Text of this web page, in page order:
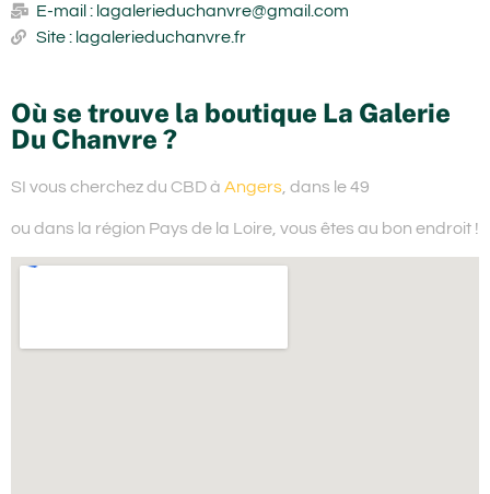
E-mail : lagalerieduchanvre@gmail.com
Site : lagalerieduchanvre.fr
Où se trouve la boutique La Galerie
Du Chanvre ?
SI vous cherchez du CBD à Angers , dans le 49
ou dans la région Pays de la Loire, vous êtes au bon endroit !